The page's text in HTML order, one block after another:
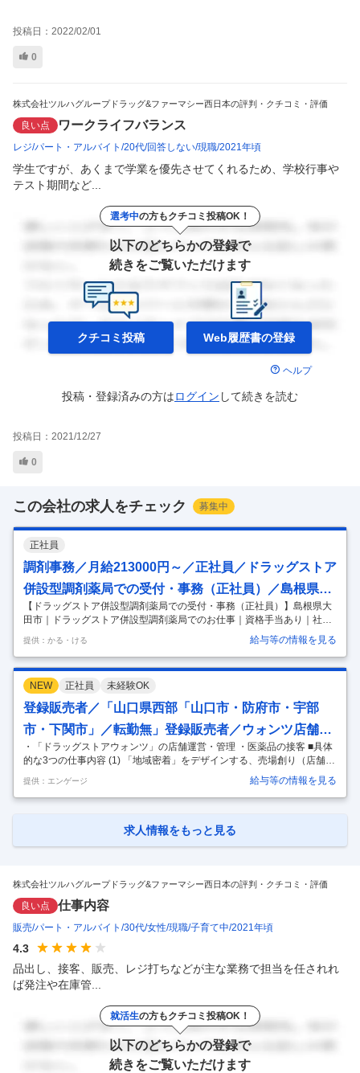
投稿日： 2022/02/01
0
株式会社ツルハグループドラッグ&ファーマシー西日本の評判・クチコミ・評価
良い点 ワークライフバランス
レジ パート・アルバイト 20代 回答しない 現職 2021年頃
学生ですが、あくまで学業を優先させてくれるため、学校行事や
テスト期間など...
選考中の方もクチコミ投稿OK！
以下のどちらかの登録で
続きをご覧いただけます
クチコミ投稿 Web履歴書の登録
ヘルプ
投稿・登録済みの方はログイン して続きを読む
投稿日： 2021/12/27
0
この会社の求人をチェック 募集中
正社員
調剤事務／月給213000円～／正社員／ドラッグストア
併設型調剤薬局での受付・事務（正社員）／島根県大
田市／ドラッグストア併設型調剤薬局でのお仕事／資
【ドラッグストア併設型調剤薬局での受付・事務（正社員）】島根県大
田市｜ドラッグストア併設型調剤薬局でのお仕事｜資格手当あり｜社員
中国地方を中心に多数のドラッグストア・調剤薬局を展開中！ 「ウェル
ネス薬局大田中央店」では、正社員の調剤薬局での受付・事務を募集し
ています。 ■運営法人について 「ツルハグループドラッグ＆ファーマシ
ー西日本」は、中国地方で業界最大規模を誇るドラッグストア企業で
す。 調剤薬局の併設や物販、訪問介護などを通じて、地域の皆様の暮ら
しを支えるメディカルパートナーとして事業を展開。人・商品・店舗環
境のすべ …
提供：かる・ける 給与等の情報を見る
NEW 正社員 未経験OK
登録販売者／「山口県西部「山口市・防府市・宇部
市・下関市」／転勤無」登録販売者／ウォンツ店舗／
年休119日～
・「ドラッグストアウォンツ」の店舗運営・管理 ・医薬品の接客 ■具体
的な3つの仕事内容 (1) 「地域密着」をデザインする、売場創り（店舗管
理） 本部の指示通りに商品を並べるだけではありません。店舗がある地
域の特性（「ファミリー層が多い」「高齢者が多い」など）に合わせ
て、独自の売場を創り上げます。 (2) パート・アルバイトスタッフの人
学生さんのスタッフが気持ちよく、主体的に働ける環境を作ることに努
提供：エンゲージ 給与等の情報を見る
求人情報をもっと見る
株式会社ツルハグループドラッグ&ファーマシー西日本の評判・クチコミ・評価
良い点 仕事内容
販売 パート・アルバイト 30代 女性 現職 子育て中 2021年頃
4.3
品出し、接客、販売、レジ打ちなどが主な業務で担当を任されれ
ば発注や在庫管...
就活生の方もクチコミ投稿OK！
以下のどちらかの登録で
続きをご覧いただけます